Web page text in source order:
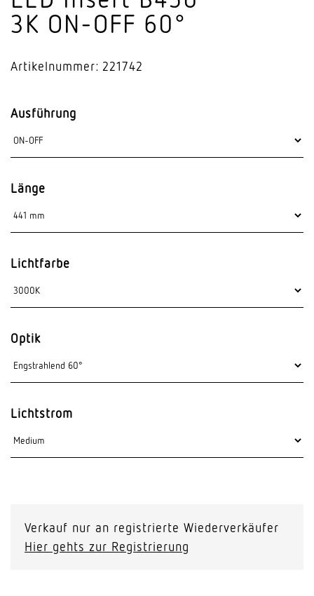
3K ON-OFF 60°
Artikelnummer: 221742
Ausführung
Länge
Lichtfarbe
Optik
Lichtstrom
Verkauf nur an registrierte Wiederverkäufer
Hier gehts zur Registrierung